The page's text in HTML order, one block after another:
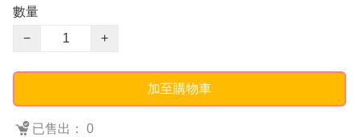
數量
−
+
加至購物車
已售出： 0